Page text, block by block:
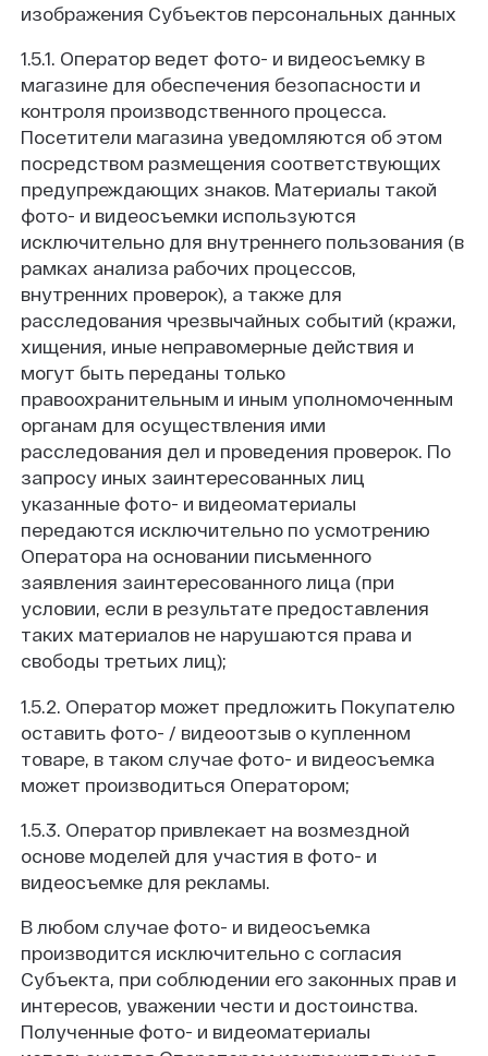
изображения Субъектов персональных данных
1.5.1. Оператор ведет фото- и видеосъемку в
магазине для обеспечения безопасности и
контроля производственного процесса.
Посетители магазина уведомляются об этом
посредством размещения соответствующих
предупреждающих знаков. Материалы такой
фото- и видеосъемки используются
исключительно для внутреннего пользования (в
рамках анализа рабочих процессов,
внутренних проверок), а также для
расследования чрезвычайных событий (кражи,
хищения, иные неправомерные действия и
могут быть переданы только
правоохранительным и иным уполномоченным
органам для осуществления ими
расследования дел и проведения проверок. По
запросу иных заинтересованных лиц
указанные фото- и видеоматериалы
передаются исключительно по усмотрению
Оператора на основании письменного
заявления заинтересованного лица (при
условии, если в результате предоставления
таких материалов не нарушаются права и
свободы третьих лиц);
1.5.2. Оператор может предложить Покупателю
оставить фото- / видеоотзыв о купленном
товаре, в таком случае фото- и видеосъемка
может производиться Оператором;
1.5.3. Оператор привлекает на возмездной
основе моделей для участия в фото- и
видеосъемке для рекламы.
В любом случае фото- и видеосъемка
производится исключительно с согласия
Субъекта, при соблюдении его законных прав и
интересов, уважении чести и достоинства.
Полученные фото- и видеоматериалы